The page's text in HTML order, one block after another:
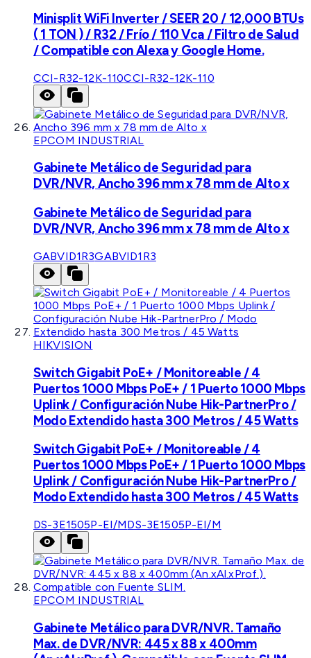
Minisplit WiFi Inverter / SEER 20 / 12,000 BTUs
( 1 TON ) / R32 / Frío / 110 Vca / Filtro de Salud
/ Compatible con Alexa y Google Home.
CCI-R32-12K-110CCI-R32-12K-110
EPCOM INDUSTRIAL
Gabinete Metálico de Seguridad para
DVR/NVR, Ancho 396 mm x 78 mm de Alto x
Gabinete Metálico de Seguridad para
DVR/NVR, Ancho 396 mm x 78 mm de Alto x
GABVID1R3GABVID1R3
HIKVISION
Switch Gigabit PoE+ / Monitoreable / 4
Puertos 1000 Mbps PoE+ / 1 Puerto 1000 Mbps
Uplink / Configuración Nube Hik-PartnerPro /
Modo Extendido hasta 300 Metros / 45 Watts
Switch Gigabit PoE+ / Monitoreable / 4
Puertos 1000 Mbps PoE+ / 1 Puerto 1000 Mbps
Uplink / Configuración Nube Hik-PartnerPro /
Modo Extendido hasta 300 Metros / 45 Watts
DS-3E1505P-EI/MDS-3E1505P-EI/M
EPCOM INDUSTRIAL
Gabinete Metálico para DVR/NVR. Tamaño
Max. de DVR/NVR: 445 x 88 x 400mm